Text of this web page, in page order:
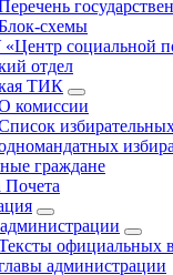
схемы
социальной
отдел
ТИК
комиссии
граждане
официальных
администрации